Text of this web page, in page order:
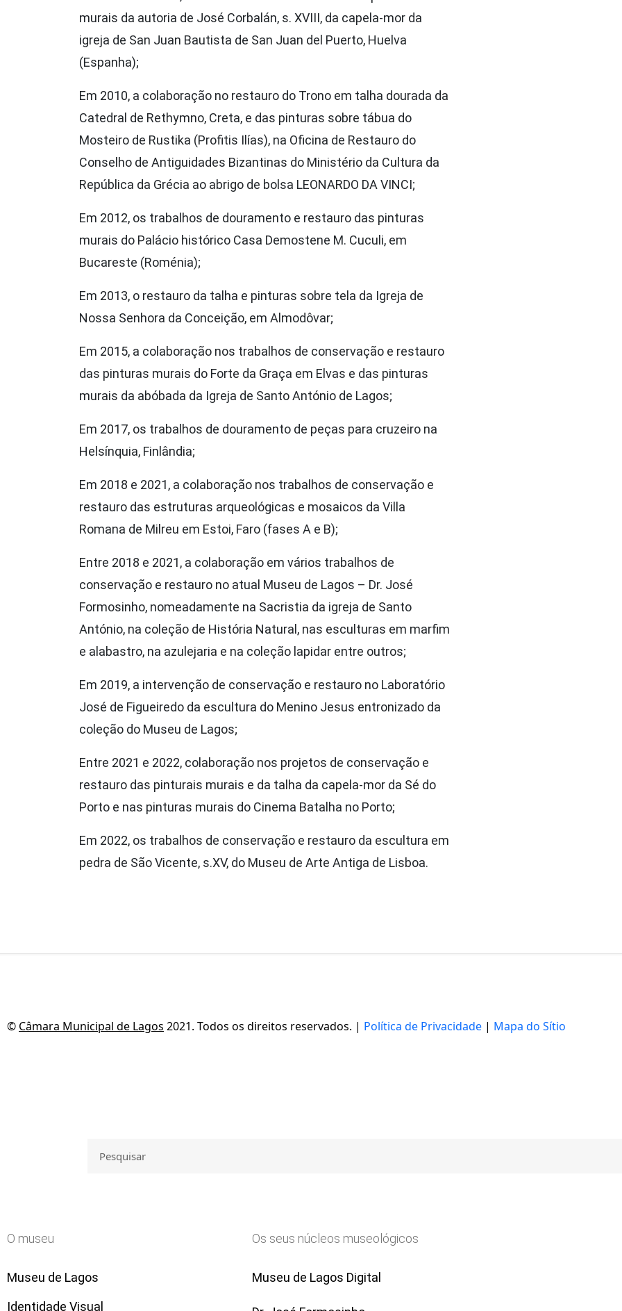
murais da autoria de José Corbalán, s. XVIII, da capela-mor da
igreja de San Juan Bautista de San Juan del Puerto, Huelva
(Espanha);
Em 2010, a colaboração no restauro do Trono em talha dourada da
Catedral de Rethymno, Creta, e das pinturas sobre tábua do
Mosteiro de Rustika (Profitis Ilías), na Oficina de Restauro do
Conselho de Antiguidades Bizantinas do Ministério da Cultura da
República da Grécia ao abrigo de bolsa LEONARDO DA VINCI;
Em 2012, os trabalhos de douramento e restauro das pinturas
murais do Palácio histórico Casa Demostene M. Cuculi, em
Bucareste (Roménia);
Em 2013, o restauro da talha e pinturas sobre tela da Igreja de
Nossa Senhora da Conceição, em Almodôvar;
Em 2015, a colaboração nos trabalhos de conservação e restauro
das pinturas murais do Forte da Graça em Elvas e das pinturas
murais da abóbada da Igreja de Santo António de Lagos;
Em 2017, os trabalhos de douramento de peças para cruzeiro na
Helsínquia, Finlândia;
Em 2018 e 2021, a colaboração nos trabalhos de conservação e
restauro das estruturas arqueológicas e mosaicos da Villa
Romana de Milreu em Estoi, Faro (fases A e B);
Entre 2018 e 2021, a colaboração em vários trabalhos de
conservação e restauro no atual Museu de Lagos – Dr. José
Formosinho, nomeadamente na Sacristia da igreja de Santo
António, na coleção de História Natural, nas esculturas em marfim
e alabastro, na azulejaria e na coleção lapidar entre outros;
Em 2019, a intervenção de conservação e restauro no Laboratório
José de Figueiredo da escultura do Menino Jesus entronizado da
coleção do Museu de Lagos;
Entre 2021 e 2022, colaboração nos projetos de conservação e
restauro das pinturais murais e da talha da capela-mor da Sé do
Porto e nas pinturas murais do Cinema Batalha no Porto;
Em 2022, os trabalhos de conservação e restauro da escultura em
pedra de São Vicente, s.XV, do Museu de Arte Antiga de Lisboa.
© Câmara Municipal de Lagos 2021. Todos os direitos reservados. | Política de Privacidade | Mapa do Sítio
O museu
Museu de Lagos
Identidade Visual
Os seus núcleos museológicos
Museu de Lagos Digital